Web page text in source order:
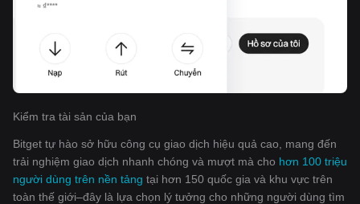
Kiểm tra tài sản của bạn
Bitget tự hào sở hữu công cụ giao dịch hiệu quả cao, mang đến
trải nghiệm giao dịch nhanh chóng và mượt mà cho hơn 100 triệu
người dùng trên nền tảng tại hơn 150 quốc gia và khu vực trên
toàn thế giới–đây là lựa chọn lý tưởng cho những người dùng tìm